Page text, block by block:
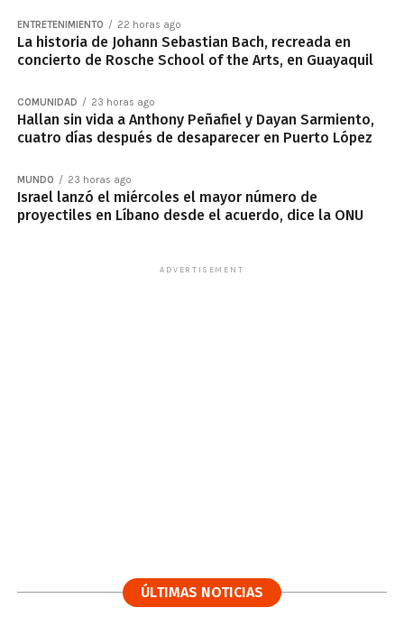
ENTRETENIMIENTO 22 horas ago
La historia de Johann Sebastian Bach, recreada en
concierto de Rosche School of the Arts, en Guayaquil
COMUNIDAD 23 horas ago
Hallan sin vida a Anthony Peñafiel y Dayan Sarmiento,
cuatro días después de desaparecer en Puerto López
MUNDO 23 horas ago
Israel lanzó el miércoles el mayor número de
proyectiles en Líbano desde el acuerdo, dice la ONU
ADVERTISEMENT
ÚLTIMAS NOTICIAS